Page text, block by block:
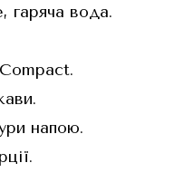
гаряча вода.
напою.